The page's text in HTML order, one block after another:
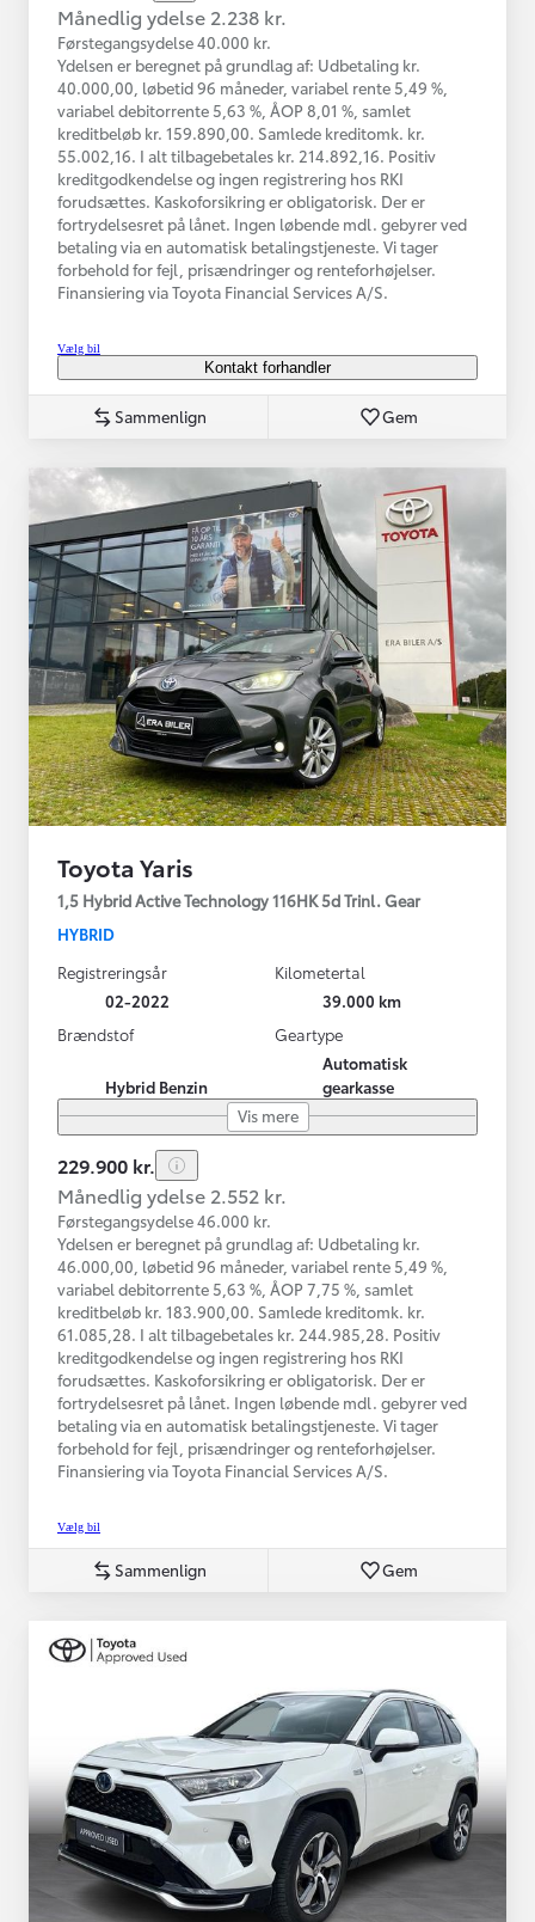
Månedlig ydelse 2.238 kr.
Førstegangsydelse 40.000 kr.
Ydelsen er beregnet på grundlag af: Udbetaling kr.
40.000,00, løbetid 96 måneder, variabel rente 5,49 %,
variabel debitorrente 5,63 %, ÅOP 8,01 %, samlet
kreditbeløb kr. 159.890,00. Samlede kreditomk. kr.
55.002,16. I alt tilbagebetales kr. 214.892,16. Positiv
kreditgodkendelse og ingen registrering hos RKI
forudsættes. Kaskoforsikring er obligatorisk. Der er
fortrydelsesret på lånet. Ingen løbende mdl. gebyrer ved
betaling via en automatisk betalingstjeneste. Vi tager
forbehold for fejl, prisændringer og renteforhøjelser.
Finansiering via Toyota Financial Services A/S.
Vælg bil
Kontakt forhandler
Sammenlign Gem
Toyota Yaris
1,5 Hybrid Active Technology 116HK 5d Trinl. Gear
HYBRID
Registreringsår
02-2022
Kilometertal
39.000 km
Brændstof
Hybrid Benzin
Geartype
Automatisk
gearkasse
Vis mere
229.900 kr.
Månedlig ydelse 2.552 kr.
Førstegangsydelse 46.000 kr.
Ydelsen er beregnet på grundlag af: Udbetaling kr.
46.000,00, løbetid 96 måneder, variabel rente 5,49 %,
variabel debitorrente 5,63 %, ÅOP 7,75 %, samlet
kreditbeløb kr. 183.900,00. Samlede kreditomk. kr.
61.085,28. I alt tilbagebetales kr. 244.985,28. Positiv
kreditgodkendelse og ingen registrering hos RKI
forudsættes. Kaskoforsikring er obligatorisk. Der er
fortrydelsesret på lånet. Ingen løbende mdl. gebyrer ved
betaling via en automatisk betalingstjeneste. Vi tager
forbehold for fejl, prisændringer og renteforhøjelser.
Finansiering via Toyota Financial Services A/S.
Vælg bil
Sammenlign Gem